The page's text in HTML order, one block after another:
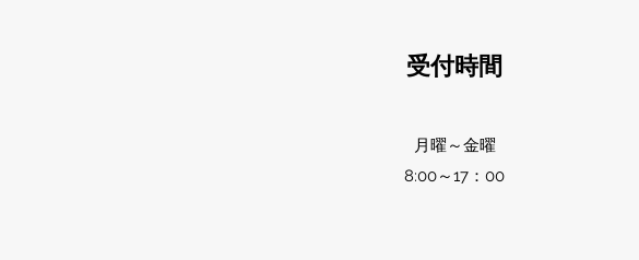
受付時間
月曜～金曜
8:00～17：00